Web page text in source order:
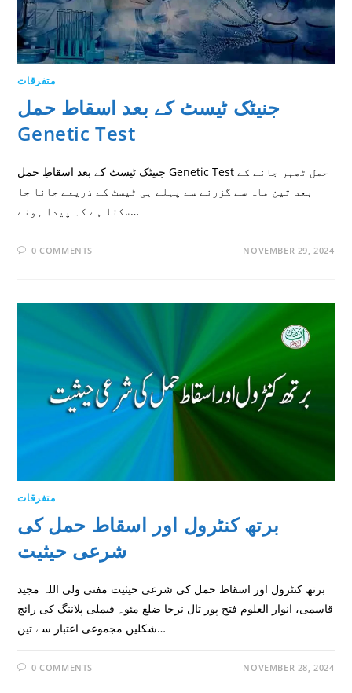
متفرقات
جنیٹک ٹیسٹ کے بعد اسقاط حمل
Genetic Test
جنیٹک ٹیسٹ کے بعد اسقاطِ حمل Genetic Test حمل ٹھہر جانے کے
بعد تین ماہ سے گزرنے سے پہلے ہی ٹیسٹ کے ذریعے جانا جا
سکتا ہے کہ پیدا ہونے…
0 COMMENTS NOVEMBER 29, 2024
متفرقات
برتھ کنٹرول اور اسقاط حمل كى
شرعى حيثيت
برتھ کنٹرول اور اسقاط حمل كى شرعى حيثيت مفتی ولی اللہ مجید
قاسمی، انوار العلوم فتح پور تال نرجا ضلع مئو۔ فیملی پلاننگ کی رائج
شکلیں مجموعی اعتبار سے تین…
0 COMMENTS NOVEMBER 28, 2024